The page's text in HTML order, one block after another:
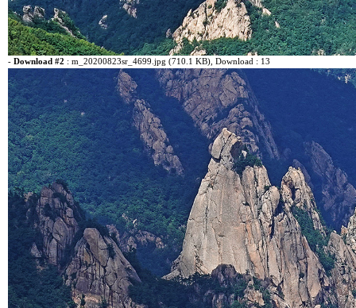
- Download #2 : m_20200823sr_4699.jpg (710.1 KB), Download : 13